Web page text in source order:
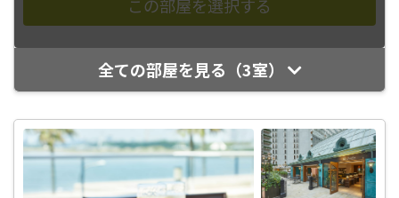
全ての部屋を見る（3室）